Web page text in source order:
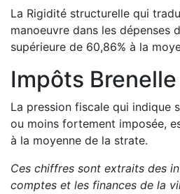
La Rigidité structurelle qui
manoeuvre dans les dépenses
supérieure de 60,86% à la
Impôts Brenelle
La pression fiscale qui indique
ou moins fortement imposée,
à la moyenne de la strate.
Ces chiffres sont extraits des
comptes et les finances de la